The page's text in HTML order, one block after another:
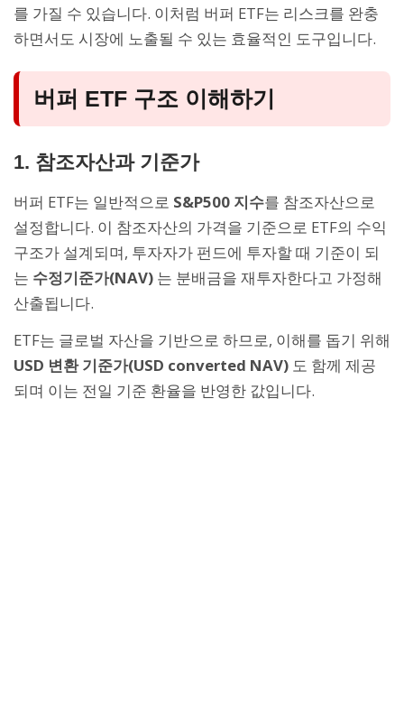
를 가질 수 있습니다. 이처럼 버퍼 ETF는 리스크를 완충
하면서도 시장에 노출될 수 있는 효율적인 도구입니다.
버퍼 ETF 구조 이해하기
1. 참조자산과 기준가
버퍼 ETF는 일반적으로 S&P500 지수를 참조자산으로
설정합니다. 이 참조자산의 가격을 기준으로 ETF의 수익
구조가 설계되며, 투자자가 펀드에 투자할 때 기준이 되
는 수정기준가(NAV) 는 분배금을 재투자한다고 가정해
산출됩니다.
ETF는 글로벌 자산을 기반으로 하므로, 이해를 돕기 위해
USD 변환 기준가(USD converted NAV) 도 함께 제공
되며 이는 전일 기준 환율을 반영한 값입니다.